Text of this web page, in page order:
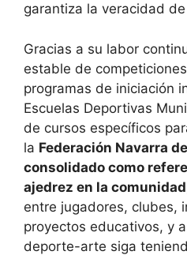
garantiza la veracidad
Gracias a su labor
estable de
programas de iniciación
Escuelas Deportivas
de cursos específicos
la Federación Navarra
consolidado como
ajedrez en la comunidad
entre jugadores, clubes,
proyectos educativos, y
deporte-arte siga